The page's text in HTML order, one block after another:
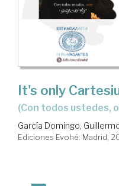
It's only
(con todos
García Domingo,
Ediciones Evohé. Madrid,